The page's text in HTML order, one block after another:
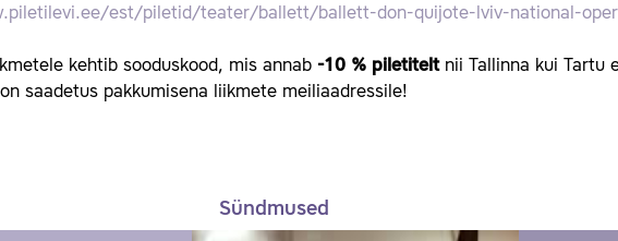
est/piletid/teater/ballett/ballett-don-quijote-lviv-national-
kehtib sooduskood, mis annab -10 % piletitelt nii Tallinna kui Tartu
saadetus pakkumisena liikmete meiliaadressile!
Sündmused